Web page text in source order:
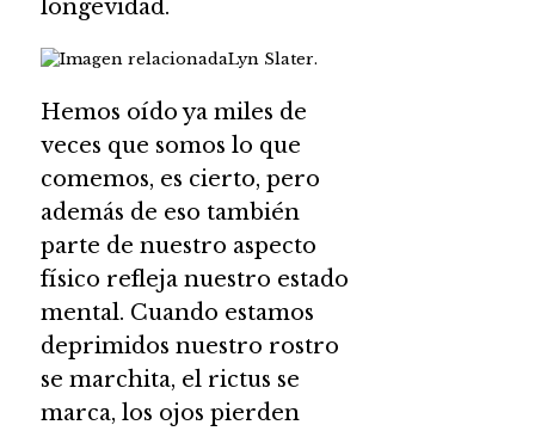
longevidad.
Lyn Slater.
Hemos oído ya miles de
veces que somos lo que
comemos, es cierto, pero
además de eso también
parte de nuestro aspecto
físico refleja nuestro estado
mental. Cuando estamos
deprimidos nuestro rostro
se marchita, el rictus se
marca, los ojos pierden